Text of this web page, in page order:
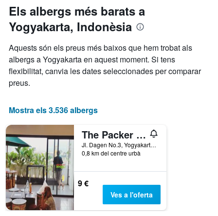
el
preu
mitjà
d'una
habitació
de
la
setmana
El
té
1
eix
X
que
els
de
la
setmana.
El
gràfic
té
1
eix
Y
que
Els albergs més barats a
Yogyakarta, Indonèsia
Aquests són els preus més baixos que hem trobat als
albergs a Yogyakarta en aquest moment. Si tens
flexibilitat, canvia les dates seleccionades per comparar
preus.
Mostra els 3.536 albergs
The Packer Lodge Yogyakarta
Jl. Dagen No.3, Yogyakarta, Indonèsia
0,8 km del centre urbà
9 €
Ves a l'oferta